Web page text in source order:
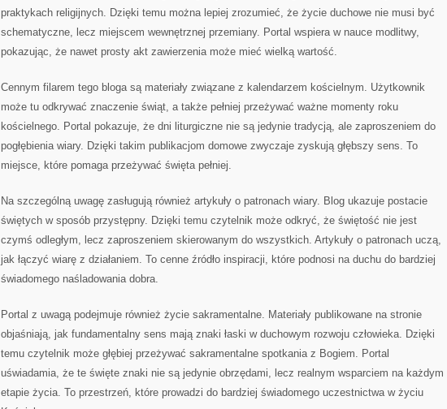
praktykach religijnych. Dzięki temu można lepiej zrozumieć, że życie duchowe nie musi być
schematyczne, lecz miejscem wewnętrznej przemiany. Portal wspiera w nauce modlitwy,
pokazując, że nawet prosty akt zawierzenia może mieć wielką wartość.
Cennym filarem tego bloga są materiały związane z kalendarzem kościelnym. Użytkownik
może tu odkrywać znaczenie świąt, a także pełniej przeżywać ważne momenty roku
kościelnego. Portal pokazuje, że dni liturgiczne nie są jedynie tradycją, ale zaproszeniem do
pogłębienia wiary. Dzięki takim publikacjom domowe zwyczaje zyskują głębszy sens. To
miejsce, które pomaga przeżywać święta pełniej.
Na szczególną uwagę zasługują również artykuły o patronach wiary. Blog ukazuje postacie
świętych w sposób przystępny. Dzięki temu czytelnik może odkryć, że świętość nie jest
czymś odległym, lecz zaproszeniem skierowanym do wszystkich. Artykuły o patronach uczą,
jak łączyć wiarę z działaniem. To cenne źródło inspiracji, które podnosi na duchu do bardziej
świadomego naśladowania dobra.
Portal z uwagą podejmuje również życie sakramentalne. Materiały publikowane na stronie
objaśniają, jak fundamentalny sens mają znaki łaski w duchowym rozwoju człowieka. Dzięki
temu czytelnik może głębiej przeżywać sakramentalne spotkania z Bogiem. Portal
uświadamia, że te święte znaki nie są jedynie obrzędami, lecz realnym wsparciem na każdym
etapie życia. To przestrzeń, które prowadzi do bardziej świadomego uczestnictwa w życiu